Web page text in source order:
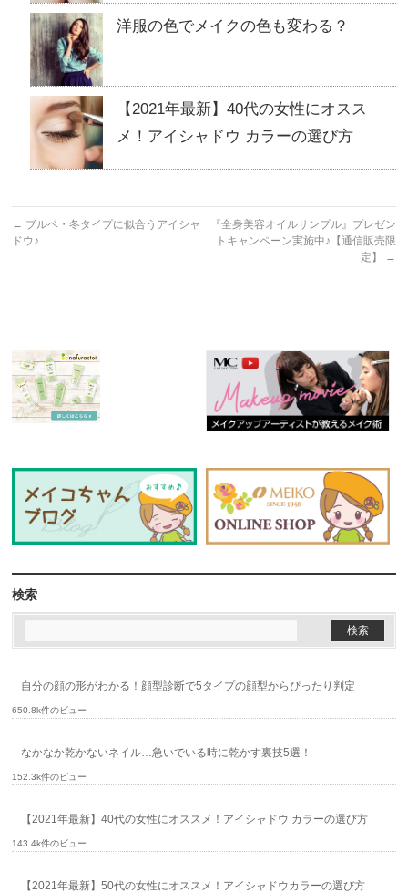
洋服の色でメイクの色も変わる？
【2021年最新】40代の女性にオスス
メ！アイシャドウ カラーの選び方
← ブルベ・冬タイプに似合うアイシャ
ドウ♪
『全身美容オイルサンプル』プレゼン
トキャンペーン実施中♪【通信販売限
定】
→
検索
自分の顔の形がわかる！顔型診断で5タイプの顔型からぴったり判定
650.8k件のビュー
なかなか乾かないネイル…急いでいる時に乾かす裏技5選！
152.3k件のビュー
【2021年最新】40代の女性にオススメ！アイシャドウ カラーの選び方
143.4k件のビュー
【2021年最新】50代の女性にオススメ！アイシャドウカラーの選び方